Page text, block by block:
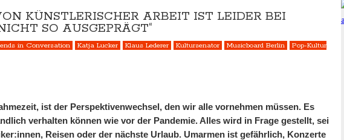
KÜNSTLERISCHER ARBEIT IST LEIDER BEI
SO AUSGEPRÄGT“
in Conversation Katja Lucker Klaus Lederer Kultursenator Musicboard Berlin
Pop-Kultur
ist der Perspektivenwechsel, den wir alle vornehmen müssen. Es
verhalten können wie vor der Pandemie. Alles wird in Frage gestellt, sei
Reisen oder der nächste Urlaub. Umarmen ist gefährlich, Konzerte